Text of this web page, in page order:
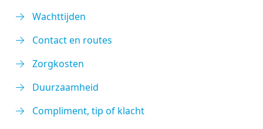
Wachttijden
Contact en routes
Zorgkosten
Duurzaamheid
Compliment, tip of klacht